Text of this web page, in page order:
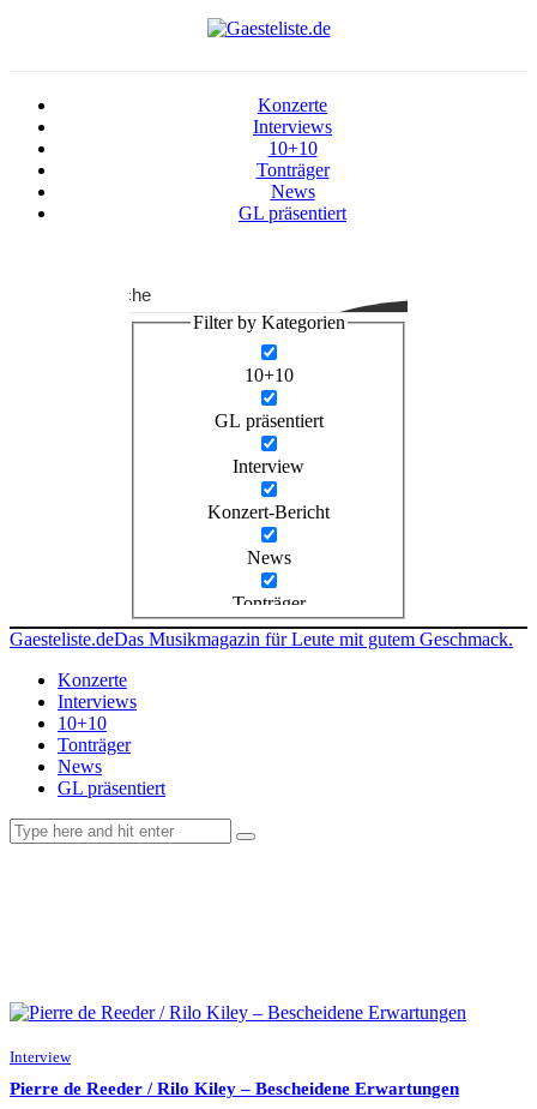
Konzerte
Interviews
10+10
Tonträger
News
GL präsentiert
Suche
Filter by Kategorien
10+10
GL präsentiert
Interview
Konzert-Bericht
News
Tonträger
Gaesteliste.deDas Musikmagazin für Leute mit gutem Geschmack.
Konzerte
Interviews
10+10
Tonträger
News
GL präsentiert
Interview
Pierre de Reeder / Rilo Kiley – Bescheidene Erwartungen